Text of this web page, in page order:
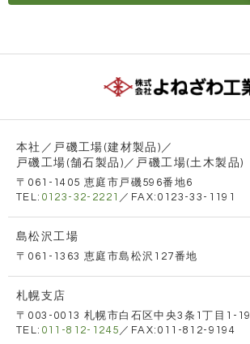
本社／戸磯工場(建材製品)／
戸磯工場(舗石製品)／戸磯工場(土木製品)
〒061-1405 恵庭市戸磯596番地6
TEL: 0123-32-2221 ／FAX:0123-33-1191
島松沢工場
〒061-1363 恵庭市島松沢127番地
札幌支店
〒003-0013 札幌市白石区中央3条1丁目1-19
TEL: 011-812-1245 ／FAX:011-812-9194